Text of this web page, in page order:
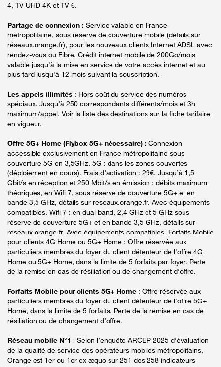
4, TV UHD 4K et TV 6.
Partage de connexion : Service valable en France
métropolitaine, sous réserve de couverture mobile (détails sur
réseaux.orange.fr), pour les nouveaux clients Internet ADSL avec
rendez-vous ou Fibre. Crédit internet mobile de 200Go/mois
valable jusqu'à la mise en service de votre accès internet et au
plus tard jusqu'à 12 mois suivant la souscription.
Les appels illimités : Hors coût du service des numéros
spéciaux. Jusqu’à 250 correspondants différents/mois et 3h
maximum/appel. Voir la liste des destinations sur la fiche tarifaire
en vigueur.
Offre 5G+ Home (Flybox 5G+ nécessaire) : Connexion
accessible exclusivement en France métropolitaine sous
couverture 5G en 3,5GHz. 5G : dans les zones couvertes
(déploiement en cours). Frais d’activation : 29€. Jusqu’à 1,5
Gbit/s en réception et 250 Mbit/s en émission : débits maximum
théoriques, en Wifi 7, sous réserve de couverture 5G+ et en
bande 3,5 GHz, détails sur reseaux.orange.fr. Avec équipements
compatibles. Wifi 7 : en dual band, 2,4 GHz et 5 GHz sous
réserve de couverture 5G+ et en bande 3,5 GHz, détails sur
reseaux.orange.fr. Avec équipements compatibles. Forfaits Mobile
pour clients 4G Home ou 5G+ Home : Offre réservée aux
particuliers membres du foyer du client détenteur de l'offre 4G
Home ou 5G+ Home, dans la limite de 5 forfaits par foyer. Perte
de la remise en cas de résiliation ou de changement d’offre.
Forfaits Mobile pour clients 5G+ Home : Offre réservée aux
particuliers membres du foyer du client détenteur de l'offre 5G+
Home, dans la limite de 5 forfaits. Perte de la remise en cas de
résiliation ou de changement d’offre.
Réseau mobile N°1 : Selon l’enquête ARCEP 2025 d’évaluation
de la qualité de service des opérateurs mobiles métropolitains,
Orange est 1er ou 1er ex æquo sur 251 des 258 indicateurs